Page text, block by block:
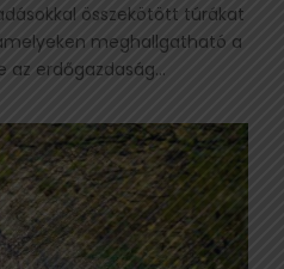
összekötött túrákat
meghallgatható a
az erdőgazdaság...